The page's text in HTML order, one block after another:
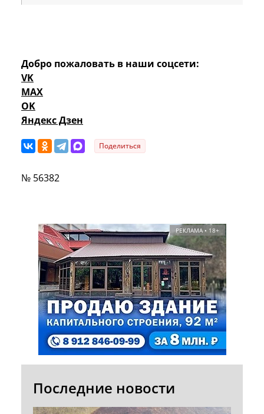
Добро пожаловать в наши соцсети:
VK
MAX
OK
Яндекс Дзен
Поделиться
№ 56382
РЕКЛАМА • 18+
Последние новости